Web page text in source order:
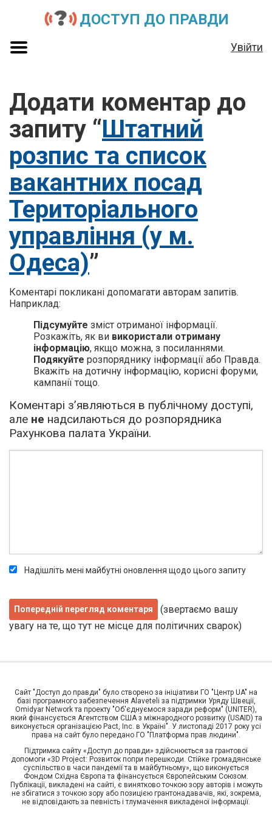
ДОСТУП ДО ПРАВДИ
Увійти
Додати коментар до
запиту “Штатний
розпис та список
вакантних посад
Територіального
управління (у м.
Одеса)”
Коментарі покликані допомагати авторам запитів.
Наприклад:
Підсумуйте зміст отриманої інформації.
Розкажіть, як ви використали отриману
інформацію, якщо можна, з посиланнями.
Подякуйте розпоряднику інформації або Правда.
Вкажіть на дотичну інформацію, корисні форуми,
кампанії тощо.
Коментарі з’являються в публічному доступі,
але не надсилаються до розпорядника
Рахункова палата України.
Надішліть мені майбутні оновлення щодо цього запиту
(звертаємо вашу
увагу на те, що тут не місце для політичних сварок)
Сайт "Доступ до правди" було створено за ініціативи ГО "Центр UA" на
базі програмного забезпечення Alaveteli за підтримки Уряду Швеції,
Omidyar Network та проекту "Об'єднуємося заради реформ" (UNITER),
який фінансується Агентством США з міжнародного розвитку (USAID) та
виконується організацією Pact, Inc. в Україні". У листопаді 2017 року усі
права на сайт було передано ГО "Платформа прав людини".
Підтримка сайту «Доступ до правди» здійснюється за грантової
допомоги «3D Project: Розвиток попри перешкоди. Стійке громадянське
суспільство в часи пандемії та в майбутньому», що виконується
Фондом Східна Європа та фінансується Європейським Союзом.
Публікації, викладені на сайті, є винятково точкою зору авторів і можуть
не збігатися з точкою зору або позицією грантонадавачів, які, зокрема,
не відповідають за певність і тлумачення викладеної інформації.